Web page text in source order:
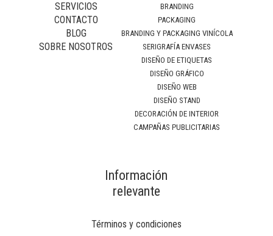
SERVICIOS
CONTACTO
BLOG
SOBRE NOSOTROS
BRANDING
PACKAGING
BRANDING Y PACKAGING VINÍCOLA
SERIGRAFÍA ENVASES
DISEÑO DE ETIQUETAS
DISEÑO GRÁFICO
DISEÑO WEB
DISEÑO STAND
DECORACIÓN DE INTERIOR
CAMPAÑAS PUBLICITARIAS
Información
relevante
Términos y condiciones